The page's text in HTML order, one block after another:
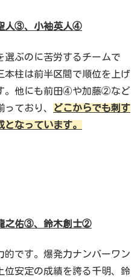
人③、小袖英人④
選ぶのに苦労するチームで
本柱は前半区間で順位を上げ
。他にも前田④や加藤②など
ており、
どこからでも刺す
なっています。
之佑③、鈴木創士②
的です。爆発力ナンバーワン
位安定の成績を誇る千明、鈴